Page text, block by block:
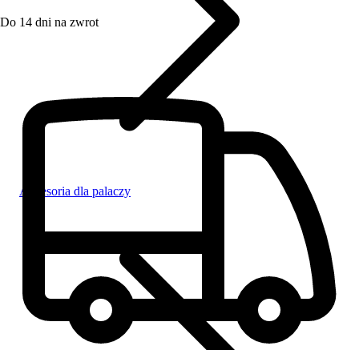
Do 14 dni na zwrot
Akcesoria dla palaczy